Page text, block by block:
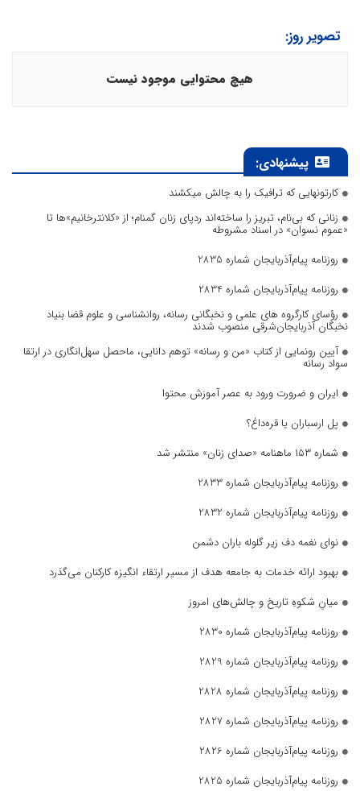
تصویر روز:
هیچ محتوایی موجود نیست
پیشنهادی:
کارتونهایی که ترافیک را به چالش میکشند
زنانی که بی‌نام، تبریز را ساخته‌اند ردپای زنان گمنام؛ از «کلانترخانیم»ها تا
«عموم نسوان» در اسناد مشروطه
روزنامه پیام‌آذربایجان شماره 2835
روزنامه پیام‌آذربایجان شماره 2834
رؤسای کارگروه های علمی و نخبگانی رسانه، روانشناسی و علوم قضا بنیاد
نخبگان آذربایجان‌شرقی منصوب شدند
آیین رونمایی از کتاب «من و رسانه» توهم دانایی، ماحصل سهل‌انگاری در ارتقا
سواد رسانه
ایران و ضرورت ورود به عصر آموزش محتوا
پل ارسباران یا قره‌داغ؟
شماره ۱۵۳ ماهنامه «صدای زنان» منتشر شد
روزنامه پیام‌آذربایجان شماره 2833
روزنامه پیام‌آذربایجان شماره 2832
نوای نغمه دف زیر گلوله باران دشمن
بهبود ارائه خدمات به جامعه هدف از مسیر ارتقاء انگیزه کارکنان می‌گذرد
میانِ شکوهِ تاریخ و چالش‌های امروز
روزنامه پیام‌آذربایجان شماره 2830
روزنامه پیام‌آذربایجان شماره 2829
روزنامه پیام‌آذربایجان شماره 2828
روزنامه پیام‌آذربایجان شماره 2827
روزنامه پیام‌آذربایجان شماره 2826
روزنامه پیام‌آذربایجان شماره 2825